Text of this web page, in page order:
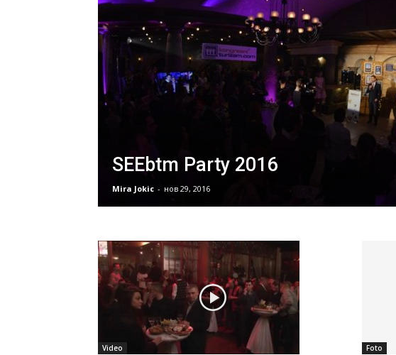
SEEbtm Party 2016
Mira Jokic - нов 29, 2016
Video Foto